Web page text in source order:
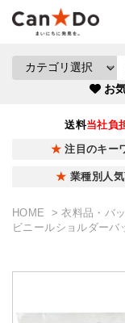
お
送料当社負
注目のキー
業種別人
HOME 衣料品・バ
ビニールショルダーバ